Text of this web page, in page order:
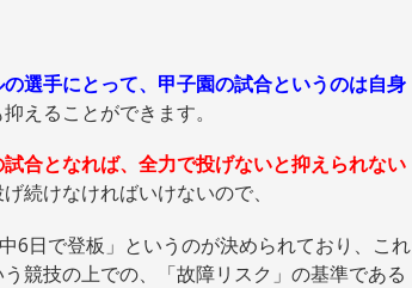
選手にとって、甲子園の試合というのは自身
えることができます。
合となれば、全力で投げないと抑えられない
続けなければいけないので、
6日で登板」というのが決められており、これ
競技の上での、「故障リスク」の基準である